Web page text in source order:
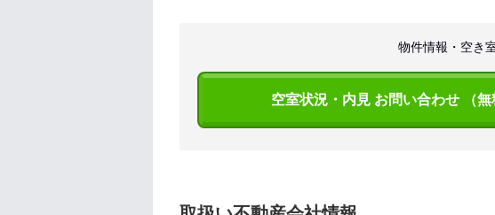
物件情報・空き
空室状況・内見 お問い合わせ （無